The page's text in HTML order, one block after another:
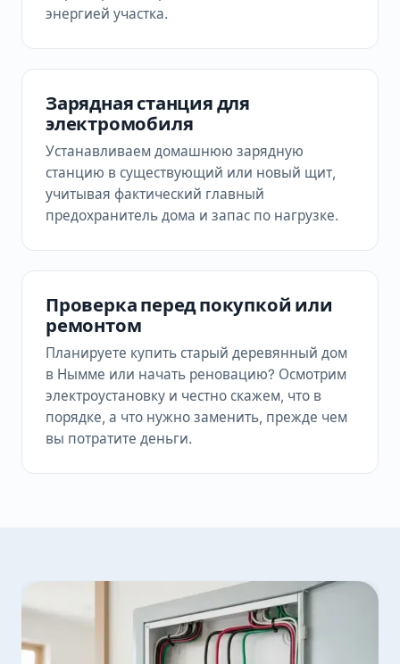
энергией участка.
Зарядная станция для
электромобиля
Устанавливаем домашнюю зарядную
станцию в существующий или новый щит,
учитывая фактический главный
предохранитель дома и запас по нагрузке.
Проверка перед покупкой или
ремонтом
Планируете купить старый деревянный дом
в Нымме или начать реновацию? Осмотрим
электроустановку и честно скажем, что в
порядке, а что нужно заменить, прежде чем
вы потратите деньги.